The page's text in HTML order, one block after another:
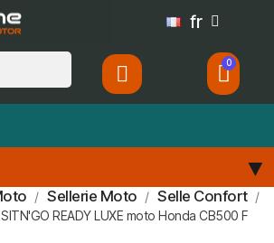
fr
Sellerie Moto Selle Confort
READY LUXE moto Honda CB500 F